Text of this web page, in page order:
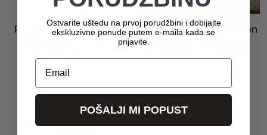
Pojas sa magnetima –
Zlatno Runo Bež
1.272RSD
Prekrivač GLORIA braon
3.950
PROIZVODI
Ostvarite uštedu na prvoj porudžbini i dobijajte
ekskluzivne ponude putem e-maila kada se
prijavite.
Email
POŠALJI MI POPUST